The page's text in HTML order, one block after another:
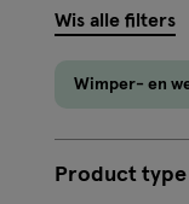
filters
Wis alle filters
Wimper- en
Product type